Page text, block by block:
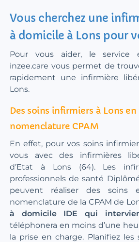
Vous cherchez une
à domicile à Lons pour
Pour vous aider, le service
inzee.care vous permet de
rapidement une infirmière
Lons.
Des soins infirmiers à Lons
nomenclature CPAM
En effet, pour vos soins
vous avec des infirmières
d’Etat à Lons (64). Les
professionnels de santé
peuvent réaliser des soins
nomenclature de la CPAM de
à domicile IDE qui
téléphonera en moins d’une
la prise en charge. Planifiez les